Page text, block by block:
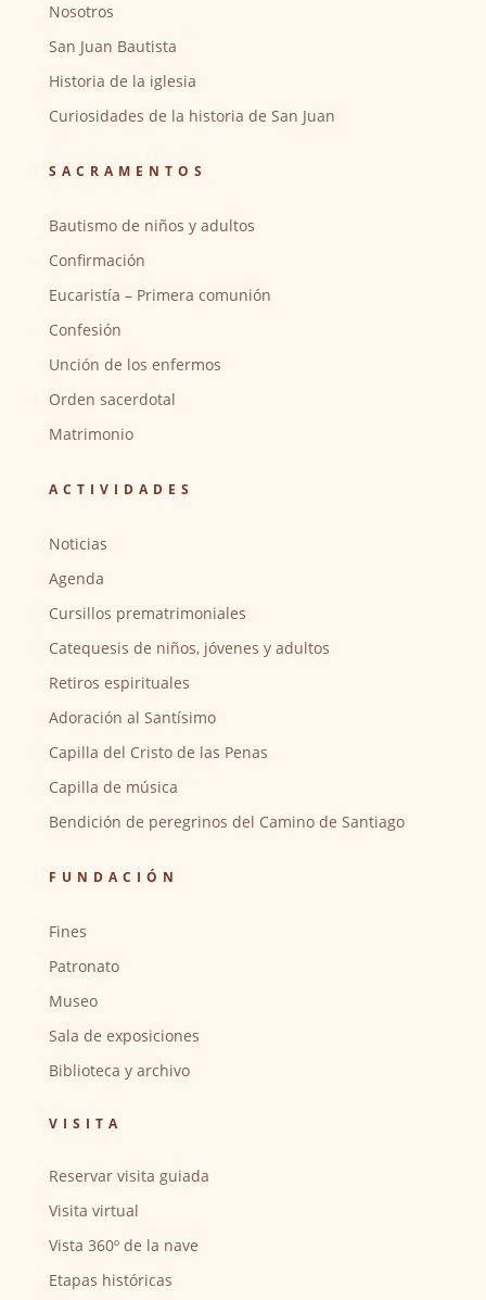
Nosotros
San Juan Bautista
Historia de la iglesia
Curiosidades de la historia de San Juan
SACRAMENTOS
Bautismo de niños y adultos
Confirmación
Eucaristía – Primera comunión
Confesión
Unción de los enfermos
Orden sacerdotal
Matrimonio
ACTIVIDADES
Noticias
Agenda
Cursillos prematrimoniales
Catequesis de niños, jóvenes y adultos
Retiros espirituales
Adoración al Santísimo
Capilla del Cristo de las Penas
Capilla de música
Bendición de peregrinos del Camino de Santiago
FUNDACIÓN
Fines
Patronato
Museo
Sala de exposiciones
Biblioteca y archivo
VISITA
Reservar visita guiada
Visita virtual
Vista 360º de la nave
Etapas históricas